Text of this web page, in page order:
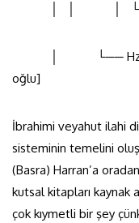
│ │ │ └── Hz.
│ └── Hz. Lût
oğlu]
İbrahimi veyahut ilahi
sisteminin temelini
(Basra) Harran’a
kutsal kitapları kaynak
çok kıymetli bir şey